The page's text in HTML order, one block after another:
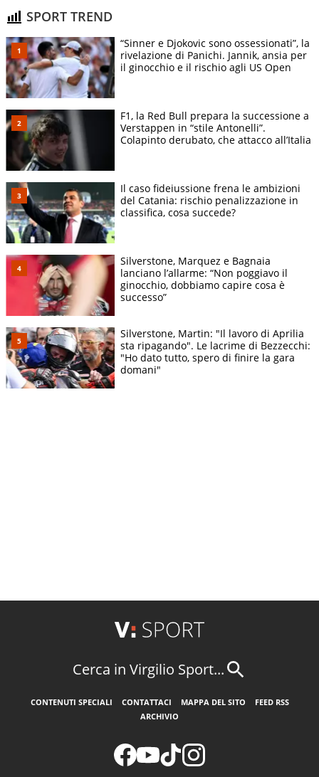
SPORT TREND
“Sinner e Djokovic sono ossessionati”, la
rivelazione di Panichi. Jannik, ansia per
il ginocchio e il rischio agli US Open
F1, la Red Bull prepara la successione a
Verstappen in “stile Antonelli”.
Colapinto derubato, che attacco all’Italia
Il caso fideiussione frena le ambizioni
del Catania: rischio penalizzazione in
classifica, cosa succede?
Silverstone, Marquez e Bagnaia
lanciano l’allarme: “Non poggiavo il
ginocchio, dobbiamo capire cosa è
successo”
Silverstone, Martin: "Il lavoro di Aprilia
sta ripagando". Le lacrime di Bezzecchi:
"Ho dato tutto, spero di finire la gara
domani"
Cerca in Virgilio Sport...
CONTENUTI SPECIALI CONTATTACI MAPPA DEL SITO
FEED RSS
ARCHIVIO